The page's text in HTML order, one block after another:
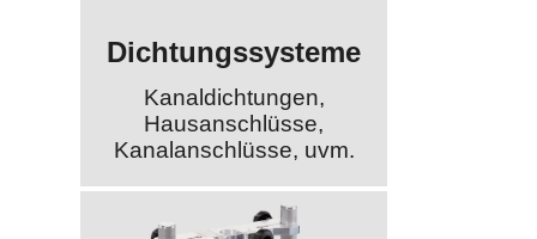
Dichtungssysteme
Kanaldichtungen,
Hausanschlüsse,
Kanalanschlüsse, uvm.